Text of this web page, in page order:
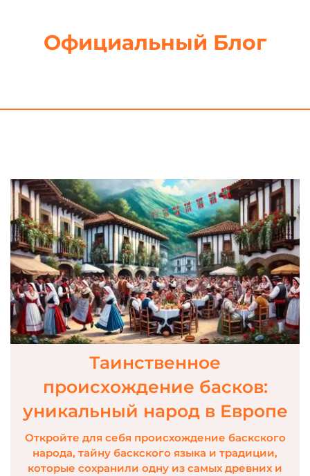
Официальный Блог
Таинственное
происхождение басков:
уникальный народ в Европе
Откройте для себя происхождение баскского
народа, тайну баскского языка и традиции,
которые сохранили одну из самых древних и